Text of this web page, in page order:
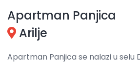
Apartman Panjica
Arilje
Apartman Panjica se nalazi u selu